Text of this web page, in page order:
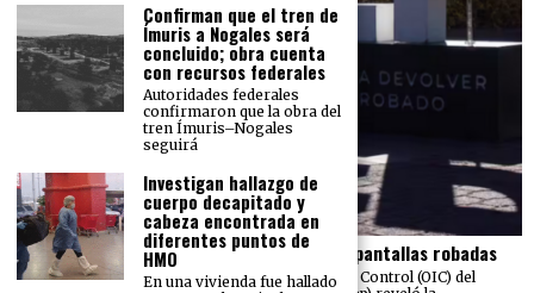
El Indep pierde más de 23 mdp en carros y pantallas robadas
Una auditoría realizada por el Órgano Interno de Control (OIC) del
Confirman que el tren de
Ímuris a Nogales será
concluido; obra cuenta
con recursos federales
Autoridades federales
confirmaron que la obra del
tren Ímuris–Nogales
seguirá
Investigan hallazgo de
cuerpo decapitado y
cabeza encontrada en
diferentes puntos de
HMO
En una vivienda fue hallado